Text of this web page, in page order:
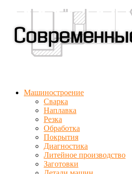
Машиностроение
Сварка
Наплавка
Резка
Обработка
Покрытия
Диагностика
Литейное производство
Заготовки